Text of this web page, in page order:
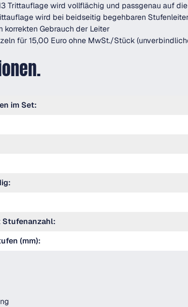
Trittauflage wird vollflächig und passgenau auf
wird bei beidseitig begehbaren
korrekten Gebrauch der Leiter
für 15,00 Euro ohne MwSt./Stück
im Set:
Stufenanzahl:
(mm):